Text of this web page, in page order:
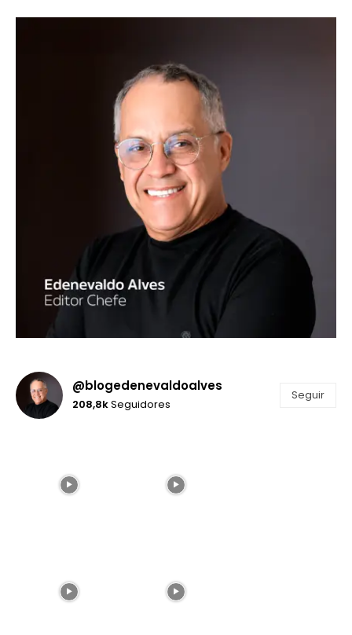
@blogedenevaldoalves
208,8kSeguidores
Seguir